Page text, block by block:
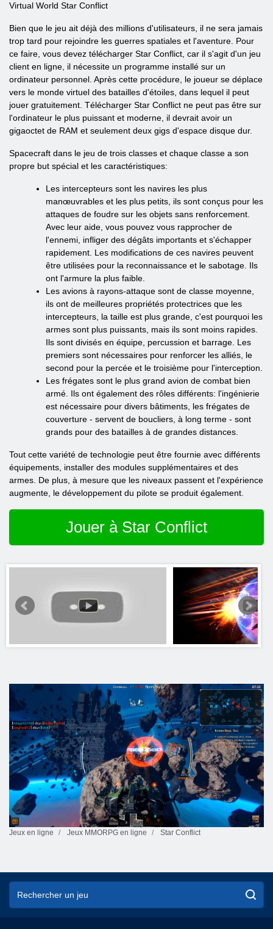
Virtual World Star Conflict
Bien que le jeu ait déjà des millions d'utilisateurs, il ne sera jamais
trop tard pour rejoindre les guerres spatiales et l'aventure. Pour
ce faire, vous devez télécharger Star Conflict, car il s'agit d'un jeu
client en ligne, il nécessite un programme installé sur un
ordinateur personnel. Après cette procédure, le joueur se déplace
vers le monde virtuel des batailles d'étoiles, dans lequel il peut
jouer gratuitement. Télécharger Star Conflict ne peut pas être sur
l'ordinateur le plus puissant et moderne, il devrait avoir un
gigaoctet de RAM et seulement deux gigs d'espace disque dur.
Spacecraft dans le jeu de trois classes et chaque classe a son
propre but spécial et les caractéristiques:
Les intercepteurs sont les navires les plus
manœuvrables et les plus petits, ils sont conçus pour les
attaques de foudre sur les objets sans renforcement.
Avec leur aide, vous pouvez vous rapprocher de
l'ennemi, infliger des dégâts importants et s'échapper
rapidement. Les modifications de ces navires peuvent
être utilisées pour la reconnaissance et le sabotage. Ils
ont l'armure la plus faible.
Les avions à rayons-attaque sont de classe moyenne,
ils ont de meilleures propriétés protectrices que les
intercepteurs, la taille est plus grande, c'est pourquoi les
armes sont plus puissants, mais ils sont moins rapides.
Ils sont divisés en équipe, percussion et barrage. Les
premiers sont nécessaires pour renforcer les alliés, le
second pour la percée et le troisième pour l'interception.
Les frégates sont le plus grand avion de combat bien
armé. Ils ont également des rôles différents: l'ingénierie
est nécessaire pour divers bâtiments, les frégates de
couverture - servent de boucliers, à long terme - sont
grands pour des batailles à de grandes distances.
Tout cette variété de technologie peut être fournie avec différents
équipements, installer des modules supplémentaires et des
armes. De plus, à mesure que les niveaux passent et l'expérience
augmente, le développement du pilote se produit également.
Jouer à Star Conflict
Jeux en ligne Jeux MMORPG en ligne Star Conflict